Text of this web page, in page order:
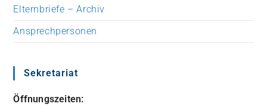
Elternbriefe – Archiv
Ansprechpersonen
Sekretariat
Öffnungszeiten: